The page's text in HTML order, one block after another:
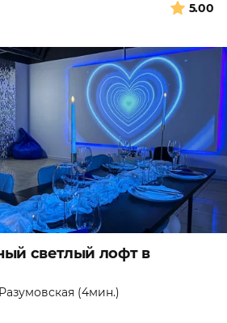
5.00
светлый лофт в
(4мин.)